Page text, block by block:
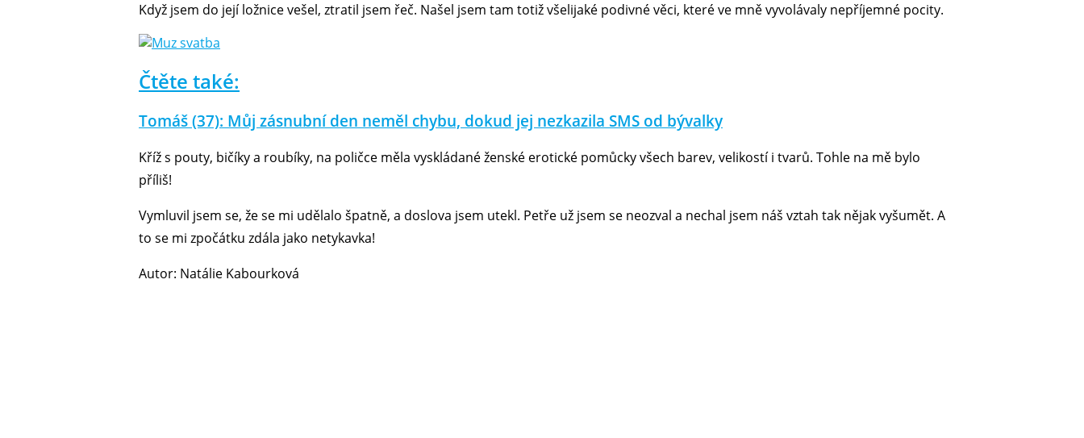
Když jsem do její ložnice vešel, ztratil jsem řeč. Našel jsem tam totiž všelijaké podivné věci, které ve mně vyvolávaly nepříjemné pocity.
Čtěte také:
Tomáš (37): Můj zásnubní den neměl chybu, dokud jej nezkazila SMS od bývalky
Kříž s pouty, bičíky a roubíky, na poličce měla vyskládané ženské erotické pomůcky všech barev, velikostí i tvarů. Tohle na mě bylo
příliš!
Vymluvil jsem se, že se mi udělalo špatně, a doslova jsem utekl. Petře už jsem se neozval a nechal jsem náš vztah tak nějak vyšumět. A
to se mi zpočátku zdála jako netykavka!
Autor: Natálie Kabourková